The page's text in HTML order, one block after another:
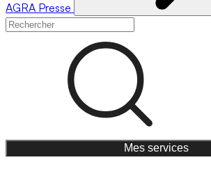
AGRA Presse
Mes services